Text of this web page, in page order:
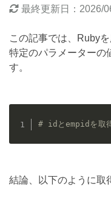
最終更新日： 2026/
この記事では、Ruby
特定のパラメーターの
す。
# idとempidを取
結論、以下のように取